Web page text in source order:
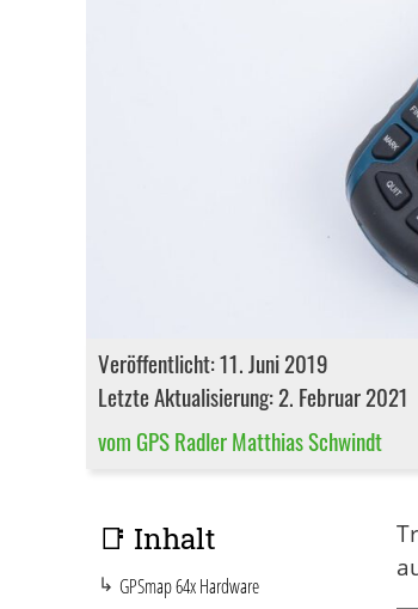
Veröffentlicht: 11. Juni 2019
Letzte Aktualisierung: 2. Februar 2021
vom GPS Radler Matthias Schwindt
📑 Inhalt
GPSmap 64x Hardware